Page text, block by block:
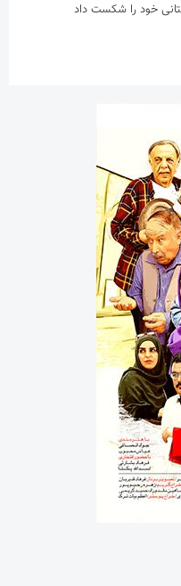
خود را شکست داد